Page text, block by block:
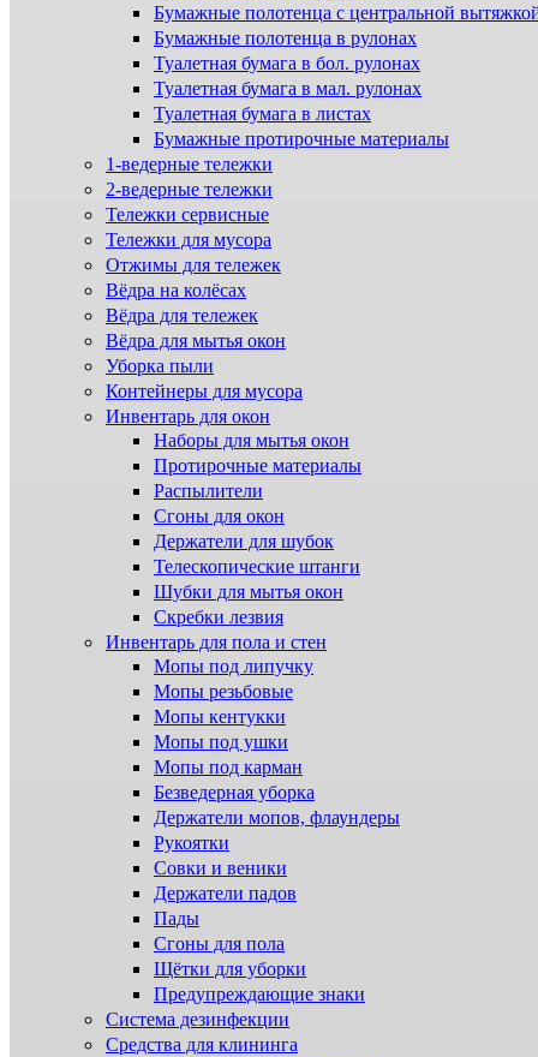
Бумажные полотенца с центральной
Бумажные полотенца в рулонах
Туалетная бумага в бол. рулонах
Туалетная бумага в мал. рулонах
Туалетная бумага в листах
Бумажные протирочные материалы
1-ведерные тележки
2-ведерные тележки
Тележки сервисные
Тележки для мусора
Отжимы для тележек
Вёдра на колёсах
Вёдра для тележек
Вёдра для мытья окон
Уборка пыли
Контейнеры для мусора
Инвентарь для окон
Наборы для мытья окон
Протирочные материалы
Распылители
Сгоны для окон
Держатели для шубок
Телескопические штанги
Шубки для мытья окон
Скребки лезвия
Инвентарь для пола и стен
Мопы под липучку
Мопы резьбовые
Мопы кентукки
Мопы под ушки
Мопы под карман
Безведерная уборка
Держатели мопов, флаундеры
Рукоятки
Совки и веники
Держатели падов
Пады
Сгоны для пола
Щётки для уборки
Предупреждающие знаки
Система дезинфекции
Cредства для клининга